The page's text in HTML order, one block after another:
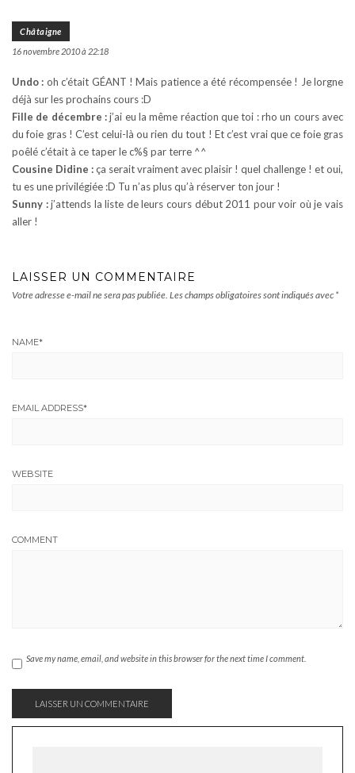
Châtaigne
16 novembre 2010 à 22:18
Undo : oh c’était GÉANT ! Mais patience a été récompensée ! Je lorgne
déjà sur les prochains cours :D
Fille de décembre :j’ai eu la même réaction que toi : rho un cours avec
du foie gras ! C’est celui-là ou rien du tout ! Et c’est vrai que ce foie gras
poêlé c’était à ce taper le c%§ par terre ^^
Cousine Didine :ça serait vraiment avec plaisir ! quel challenge ! et oui,
tu es une privilégiée :D Tu n’as plus qu’à réserver ton jour !
Sunny :j’attends la liste de leurs cours début 2011 pour voir où je vais
aller !
LAISSER UN COMMENTAIRE
Votre adresse e-mail ne sera pas publiée. Les champs obligatoires sont indiqués avec *
NAME*
EMAIL ADDRESS*
WEBSITE
COMMENT
Save my name, email, and website in this browser for the next time I comment.